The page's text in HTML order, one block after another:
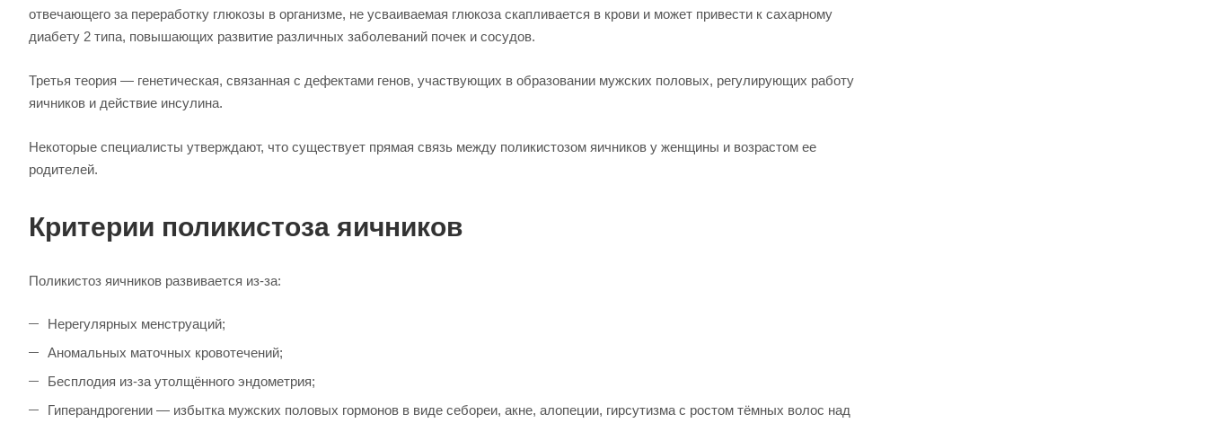
отвечающего за переработку глюкозы в организме, не усваиваемая глюкоза скапливается в крови и может привести к сахарному
диабету 2 типа, повышающих развитие различных заболеваний почек и сосудов.
Третья теория — генетическая, связанная с дефектами генов, участвующих в образовании мужских половых, регулирующих работу
яичников и действие инсулина.
Некоторые специалисты утверждают, что существует прямая связь между поликистозом яичников у женщины и возрастом ее
родителей.
Критерии поликистоза яичников
Поликистоз яичников развивается из-за:
Нерегулярных менструаций;
Аномальных маточных кровотечений;
Бесплодия из-за утолщённого эндометрия;
Гиперандрогении — избытка мужских половых гормонов в виде себореи, акне, алопеции, гирсутизма с ростом тёмных волос над